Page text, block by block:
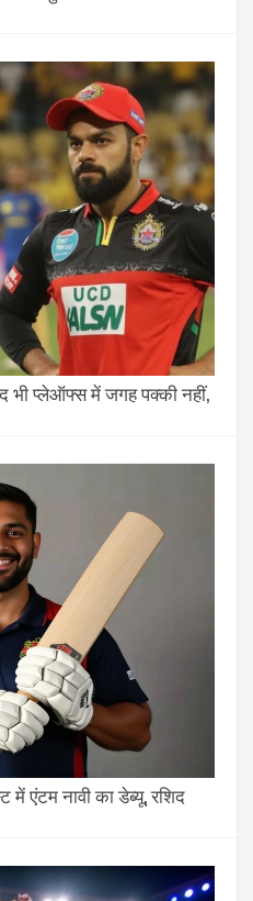
भी प्लेऑफ्स में जगह पक्की नहीं,
में एंटम नावी का डेब्यू, रशिद